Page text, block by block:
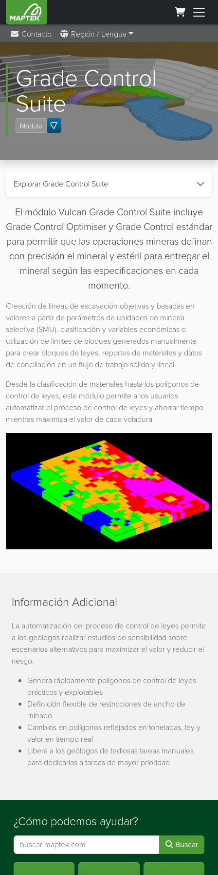
Contacto Región / Lengua
Grade Control
Suite
Módulo
Explorar Grade Control Suite
El módulo Vulcan Grade Control Suite incluye
Grade Control Optimiser y Grade Control estándar
para permitir que las operaciones mineras definan
con precisión el mineral y estéril para entregar el
mineral según las especificaciones en cada
momento.
Creación de líneas de excavación objetivas y basadas en
valores a partir de parámetros de unidades de minería
selectiva (SMU), clasificación y variables económicas o
utilización de límites de bloques generados manualmente
para crear bloques de leyes, reportes de materiales y datos
de conciliación en un flujo de trabajo sólido y lineal.
Desde la clasificación de materiales hasta los polígonos de
control de leyes, este módulo permite a los usuarios
automatizar el proceso de control de leyes y ahorrar tiempo
mientras maximiza el valor de cada voladura.
Información Adicional
La automatización del proceso de control de leyes permite
a los geólogos realizar estudios de sensibilidad sobre
escenarios alternativos para maximizar el valor y reducir el
riesgo.
Genera rápidamente polígonos de control de leyes
prácticos y explotables
Definición flexible de restricciones de ancho de
minado
Cambios en polígonos reflejados en toneladas, ley y
valor en tiempo real
Libera a los geólogos de tediosas tareas manuales
para dedicarlas a tareas de mayor prioridad
¿Cómo podemos ayudar?
Buscar